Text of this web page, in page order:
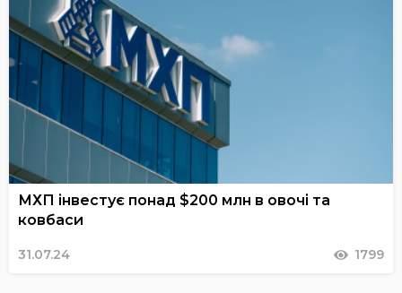
МХП інвестує понад $200 млн в овочі та
ковбаси
31.07.24 1799